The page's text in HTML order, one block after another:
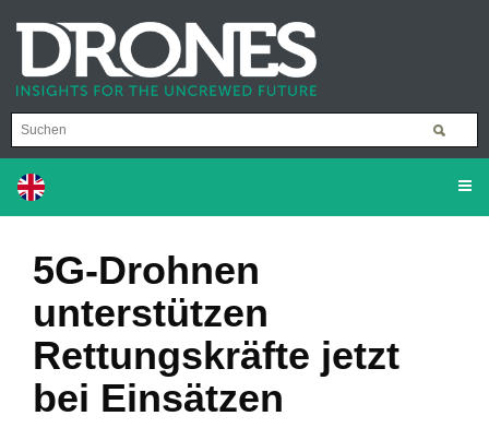
5G-Drohnen
unterstützen
Rettungskräfte jetzt
bei Einsätzen